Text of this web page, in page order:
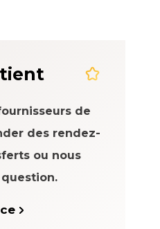
de
des rendez-
ou nous